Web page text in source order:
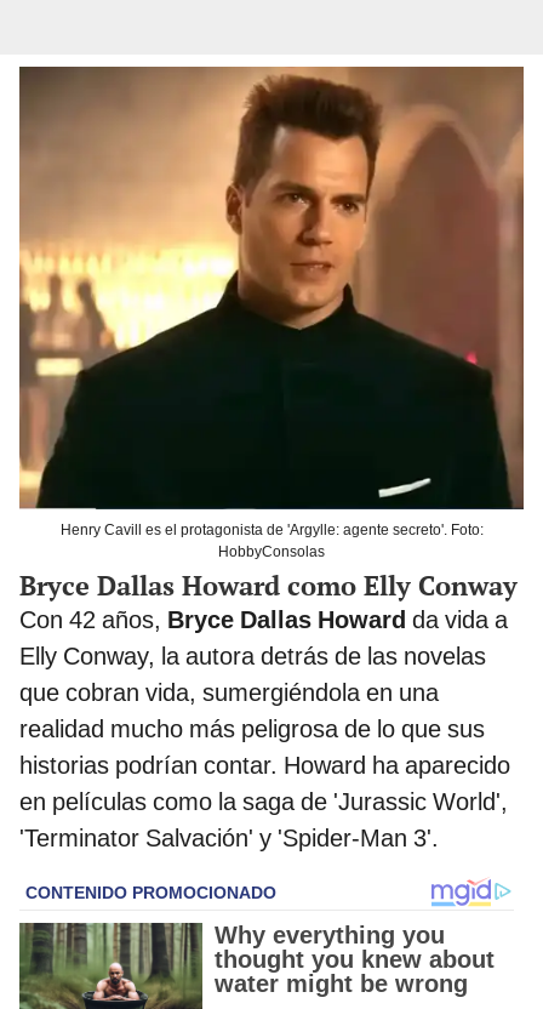
Henry Cavill es el protagonista de 'Argylle: agente secreto'. Foto:
HobbyConsolas
Bryce Dallas Howard como Elly Conway
Con 42 años, Bryce Dallas Howard da vida a
Elly Conway, la autora detrás de las novelas
que cobran vida, sumergiéndola en una
realidad mucho más peligrosa de lo que sus
historias podrían contar. Howard ha aparecido
en películas como la saga de 'Jurassic World',
'Terminator Salvación' y 'Spider-Man 3'.